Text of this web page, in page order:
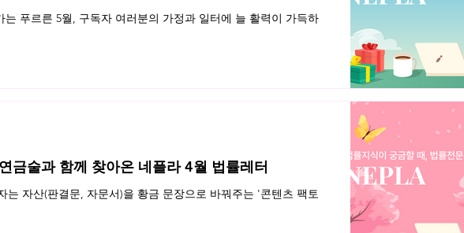
EU 인공지능규칙안에 대한 해설
서
생체정보(바이오정보)와 개인정
보보호
푸르른 5월, 구독자 여러분의 가정과 일터에 늘 활력이 가득하
금술과 함께 찾아온 네플라 4월 법률레터
는 자산(판결문, 자문서)을 황금 문장으로 바꿔주는 '콘텐츠 팩토